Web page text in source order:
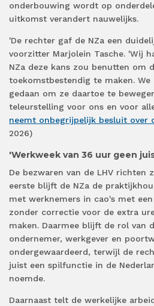
onderbouwing wordt op
uitkomst verandert nauwelijks.
'De rechter gaf de NZa een
voorzitter Marjolein Tasche. 'Wij
NZa deze kans zou benutten om
toekomstbestendig te maken. We
gedaan om ze daartoe te
teleurstelling voor ons en voor
neemt onbegrijpelijk besluit over
2026)
'Werkweek van 36 uur geen
De bezwaren van de LHV richten
eerste blijft de NZa de
met werknemers in cao's met
zonder correctie voor de extra
maken. Daarmee blijft de rol van
ondernemer, werkgever en
ondergewaardeerd, terwijl de
juist een spilfunctie in de
noemde.
Daarnaast telt de werkelijke